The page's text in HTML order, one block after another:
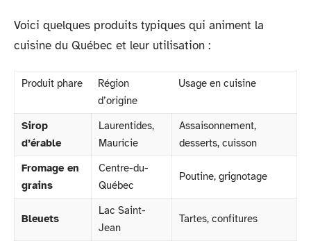
Voici quelques produits typiques qui animent la
cuisine du Québec et leur utilisation :
Produit phare
Région
d’origine
Usage en cuisine
Sirop
d’érable
Laurentides,
Mauricie
Assaisonnement,
desserts, cuisson
Fromage en
grains
Centre-du-
Québec
Poutine, grignotage
Bleuets
Lac Saint-
Jean
Tartes, confitures